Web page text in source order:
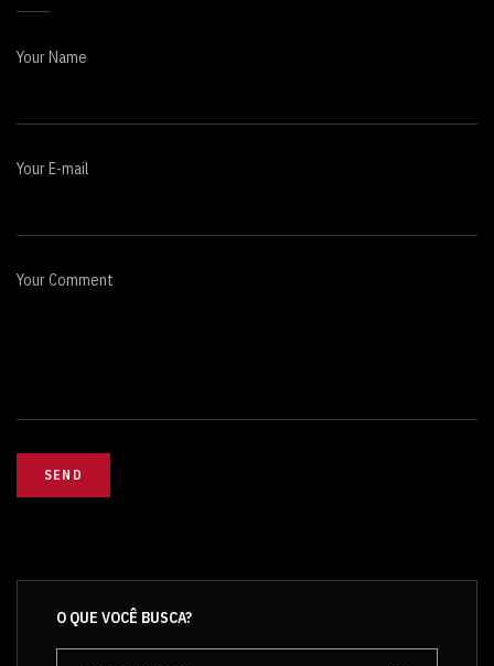
Your Name
Your E-mail
Your Comment
O QUE VOCÊ BUSCA?